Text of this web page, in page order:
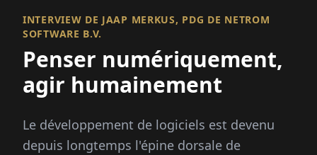
INTERVIEW DE JAAP MERKUS, PDG DE NETROM
SOFTWARE B.V.
Penser numériquement,
agir humainement
Le développement de logiciels est devenu
depuis longtemps l'épine dorsale de